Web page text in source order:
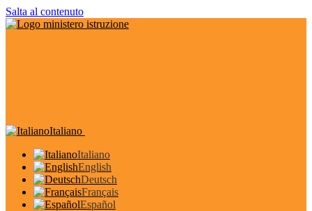
Salta al contenuto
Italiano
Italiano
English
Deutsch
Français
Español